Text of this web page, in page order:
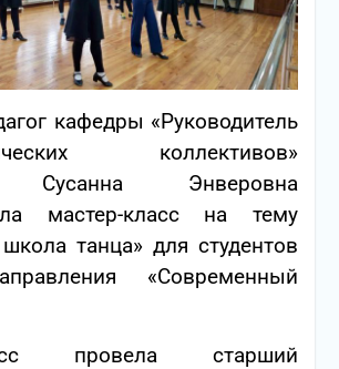
кафедры «Руководитель
коллективов»
Сусанна Энверовна
мастер-класс на тему
школа танца» для студентов
«Современный
провела старший